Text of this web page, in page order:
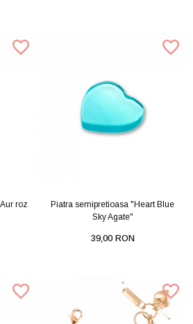
roz
Piatra semipretioasa "Heart Blue
Sky Agate"
39,00 RON